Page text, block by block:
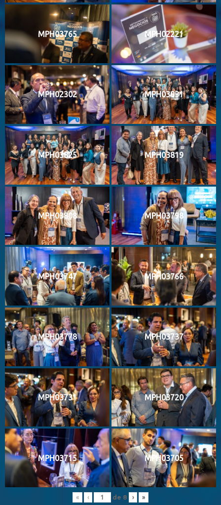
MPH03765 MPH02221
MPH02302 MPH03831
MPH03825 MPH03819
MPH03808 MPH03798
MPH03747 MPH03766
MPH03778 MPH03737
MPH03731 MPH03720
MPH03715 MPH03705
« ‹ de 8 › »